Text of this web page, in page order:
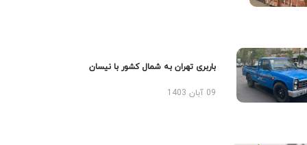
باربری تهران به شمال کشور با نیسان
09 آبان 1403